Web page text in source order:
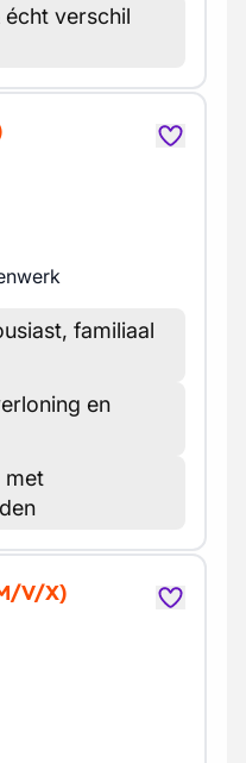
verschil
familiaal
en
met
V/X)